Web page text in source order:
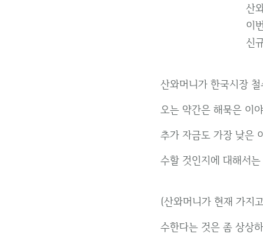
산
이
신
산와머니가 한국시장
오는 약간은 해묵은 이
추가 자금도 가장 낮은
수할 것인지에 대해서
(산와머니가 현재 가지
수한다는 것은 좀 상상